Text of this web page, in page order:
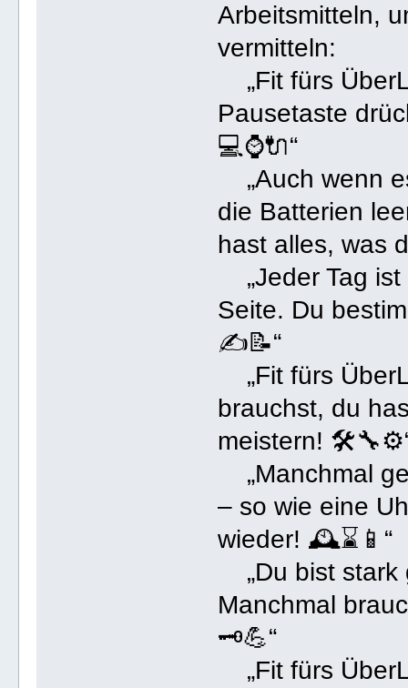
Arbeitsmitteln,
vermitteln:
„Fit fürs
Pausetaste
💻⌚️🔌“
„Auch wenn
die Batterien
hast alles, was
„Jeder Tag ist
Seite. Du
✍️📝“
„Fit fürs
brauchst, du
meistern!
„Manchmal
– so wie eine
wieder! 🕰️⌛️📱“
„Du bist stark
Manchmal
🗝️💪“
„Fit fürs